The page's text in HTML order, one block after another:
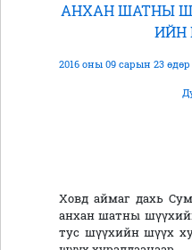
АНХАН ШАТНЫ
ИЙН
2016 оны 09 сарын 23 өдөр
Ховд аймаг дахь
анхан шатны
тус шүүхийн шүүх